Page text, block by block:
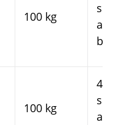
100 kg
100 kg
4–7